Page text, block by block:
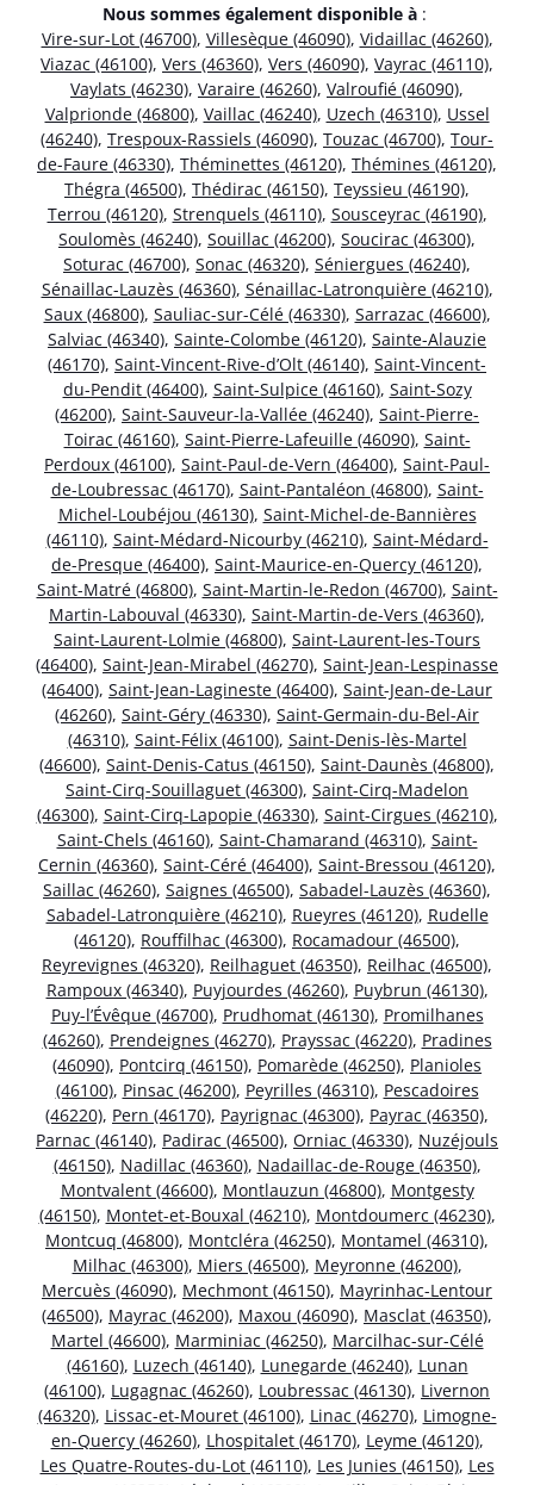
Nous sommes également disponible à :
Vire-sur-Lot (46700), Villesèque (46090), Vidaillac (46260),
Viazac (46100), Vers (46360), Vers (46090), Vayrac (46110),
Vaylats (46230), Varaire (46260), Valroufié (46090),
Valprionde (46800), Vaillac (46240), Uzech (46310), Ussel
(46240), Trespoux-Rassiels (46090), Touzac (46700), Tour-
de-Faure (46330), Théminettes (46120), Thémines (46120),
Thégra (46500), Thédirac (46150), Teyssieu (46190),
Terrou (46120), Strenquels (46110), Sousceyrac (46190),
Soulomès (46240), Souillac (46200), Soucirac (46300),
Soturac (46700), Sonac (46320), Séniergues (46240),
Sénaillac-Lauzès (46360), Sénaillac-Latronquière (46210),
Saux (46800), Sauliac-sur-Célé (46330), Sarrazac (46600),
Salviac (46340), Sainte-Colombe (46120), Sainte-Alauzie
(46170), Saint-Vincent-Rive-d’Olt (46140), Saint-Vincent-
du-Pendit (46400), Saint-Sulpice (46160), Saint-Sozy
(46200), Saint-Sauveur-la-Vallée (46240), Saint-Pierre-
Toirac (46160), Saint-Pierre-Lafeuille (46090), Saint-
Perdoux (46100), Saint-Paul-de-Vern (46400), Saint-Paul-
de-Loubressac (46170), Saint-Pantaléon (46800), Saint-
Michel-Loubéjou (46130), Saint-Michel-de-Bannières
(46110), Saint-Médard-Nicourby (46210), Saint-Médard-
de-Presque (46400), Saint-Maurice-en-Quercy (46120),
Saint-Matré (46800), Saint-Martin-le-Redon (46700), Saint-
Martin-Labouval (46330), Saint-Martin-de-Vers (46360),
Saint-Laurent-Lolmie (46800), Saint-Laurent-les-Tours
(46400), Saint-Jean-Mirabel (46270), Saint-Jean-Lespinasse
(46400), Saint-Jean-Lagineste (46400), Saint-Jean-de-Laur
(46260), Saint-Géry (46330), Saint-Germain-du-Bel-Air
(46310), Saint-Félix (46100), Saint-Denis-lès-Martel
(46600), Saint-Denis-Catus (46150), Saint-Daunès (46800),
Saint-Cirq-Souillaguet (46300), Saint-Cirq-Madelon
(46300), Saint-Cirq-Lapopie (46330), Saint-Cirgues (46210),
Saint-Chels (46160), Saint-Chamarand (46310), Saint-
Cernin (46360), Saint-Céré (46400), Saint-Bressou (46120),
Saillac (46260), Saignes (46500), Sabadel-Lauzès (46360),
Sabadel-Latronquière (46210), Rueyres (46120), Rudelle
(46120), Rouffilhac (46300), Rocamadour (46500),
Reyrevignes (46320), Reilhaguet (46350), Reilhac (46500),
Rampoux (46340), Puyjourdes (46260), Puybrun (46130),
Puy-l’Évêque (46700), Prudhomat (46130), Promilhanes
(46260), Prendeignes (46270), Prayssac (46220), Pradines
(46090), Pontcirq (46150), Pomarède (46250), Planioles
(46100), Pinsac (46200), Peyrilles (46310), Pescadoires
(46220), Pern (46170), Payrignac (46300), Payrac (46350),
Parnac (46140), Padirac (46500), Orniac (46330), Nuzéjouls
(46150), Nadillac (46360), Nadaillac-de-Rouge (46350),
Montvalent (46600), Montlauzun (46800), Montgesty
(46150), Montet-et-Bouxal (46210), Montdoumerc (46230),
Montcuq (46800), Montcléra (46250), Montamel (46310),
Milhac (46300), Miers (46500), Meyronne (46200),
Mercuès (46090), Mechmont (46150), Mayrinhac-Lentour
(46500), Mayrac (46200), Maxou (46090), Masclat (46350),
Martel (46600), Marminiac (46250), Marcilhac-sur-Célé
(46160), Luzech (46140), Lunegarde (46240), Lunan
(46100), Lugagnac (46260), Loubressac (46130), Livernon
(46320), Lissac-et-Mouret (46100), Linac (46270), Limogne-
en-Quercy (46260), Lhospitalet (46170), Leyme (46120),
Les Quatre-Routes-du-Lot (46110), Les Junies (46150), Les